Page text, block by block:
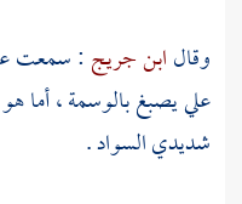
وقالابن جريج : سمعت
علييصبغ بالوسمة ، أما
شديدي السواد .